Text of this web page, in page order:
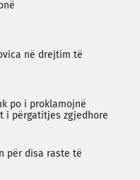
në drejtim të
po i proklamojnë
i përgatitjes zgjedhore
për disa raste të